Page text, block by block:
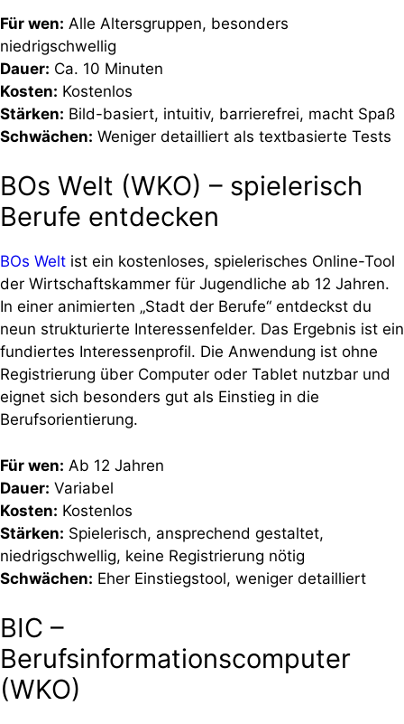
Für wen: Alle Altersgruppen, besonders
niedrigschwellig
Dauer: Ca. 10 Minuten
Kosten: Kostenlos
Stärken: Bild-basiert, intuitiv, barrierefrei, macht Spaß
Schwächen: Weniger detailliert als textbasierte Tests
BOs Welt (WKO) – spielerisch
Berufe entdecken
BOs Welt ist ein kostenloses, spielerisches Online-Tool
der Wirtschaftskammer für Jugendliche ab 12 Jahren.
In einer animierten „Stadt der Berufe“ entdeckst du
neun strukturierte Interessenfelder. Das Ergebnis ist ein
fundiertes Interessenprofil. Die Anwendung ist ohne
Registrierung über Computer oder Tablet nutzbar und
eignet sich besonders gut als Einstieg in die
Berufsorientierung.
Für wen: Ab 12 Jahren
Dauer: Variabel
Kosten: Kostenlos
Stärken: Spielerisch, ansprechend gestaltet,
niedrigschwellig, keine Registrierung nötig
Schwächen: Eher Einstiegstool, weniger detailliert
BIC –
Berufsinformationscomputer
(WKO)